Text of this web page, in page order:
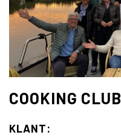
COOKING CLUB
KLANT: